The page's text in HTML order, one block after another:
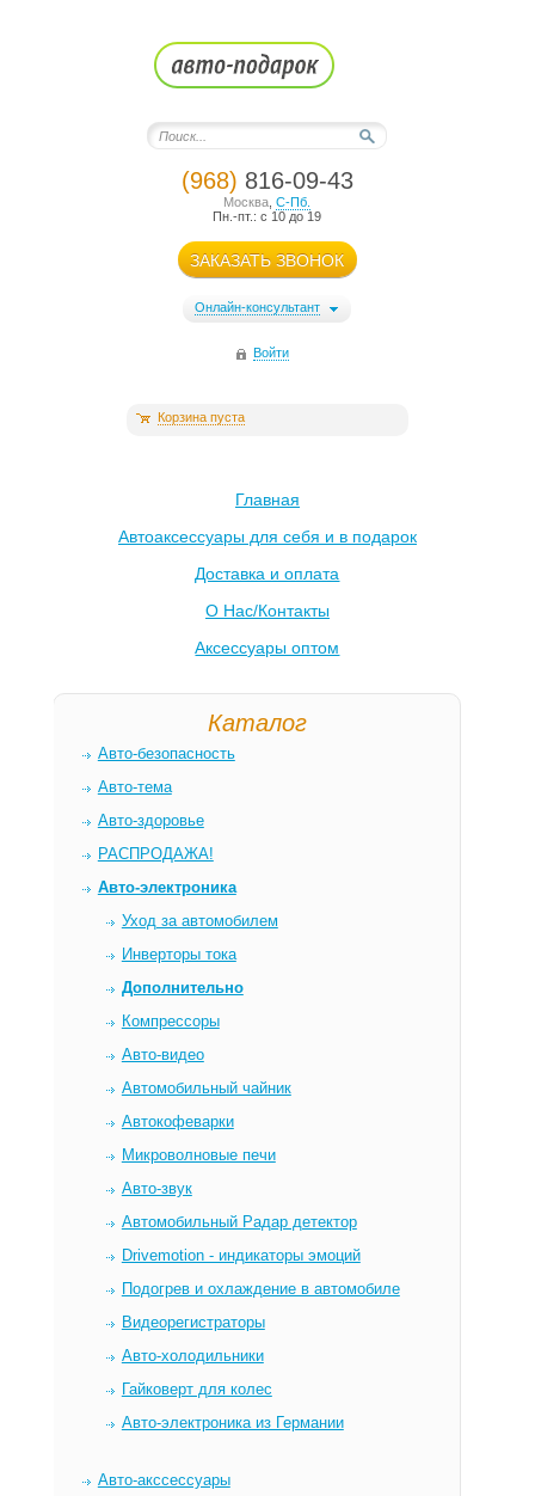
(968) 816-09-43
Москва ,С-Пб.
Пн.-пт.: с 10 до 19
ЗАКАЗАТЬ ЗВОНОК
Онлайн-консультант
Войти
Корзина пуста
Главная
Автоаксессуары для себя и в подарок
Доставка и оплата
О Нас/Контакты
Аксессуары оптом
Каталог
Авто-безопасность
Авто-тема
Авто-здоровье
РАСПРОДАЖА!
Авто-электроника
Уход за автомобилем
Инверторы тока
Дополнительно
Компрессоры
Авто-видео
Автомобильный чайник
Автокофеварки
Микроволновые печи
Авто-звук
Автомобильный Радар детектор
Drivemotion - индикаторы эмоций
Подогрев и охлаждение в автомобиле
Видеорегистраторы
Авто-холодильники
Гайковерт для колес
Авто-электроника из Германии
Авто-акссессуары